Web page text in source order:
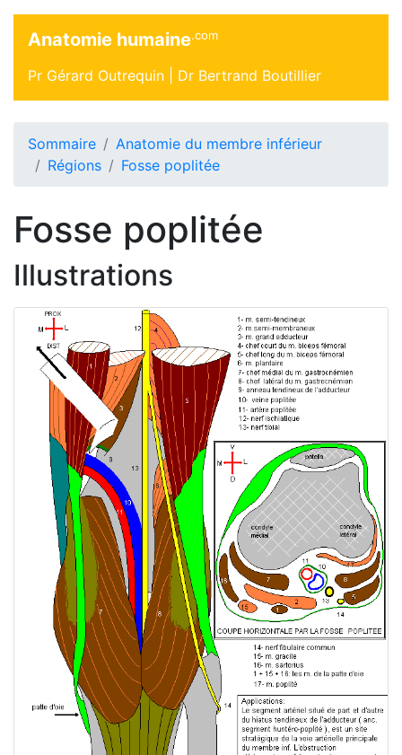
Anatomie humaine.com
Pr Gérard Outrequin | Dr Bertrand Boutillier
Sommaire
Anatomie du membre inférieur
Régions
Fosse poplitée
Fosse poplitée
Illustrations